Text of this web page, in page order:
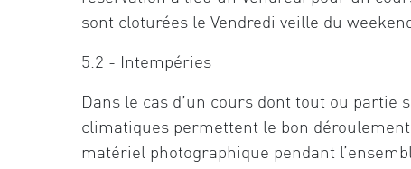
sont cloturées le Vendredi veille du
5.2 - Intempéries
Dans le cas d’un cours dont tout ou
climatiques permettent le bon
matériel photographique pendant